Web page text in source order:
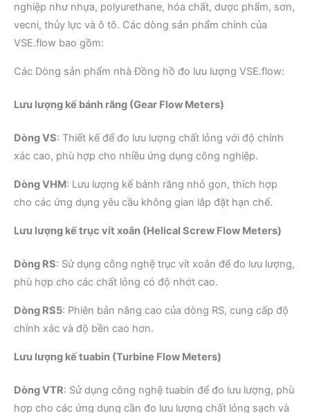
nghiệp như nhựa, polyurethane, hóa chất, dược phẩm, sơn,
vecni, thủy lực và ô tô. Các dòng sản phẩm chính của
VSE.flow bao gồm:​
Các Dòng sản phẩm nhà Đồng hồ đo lưu lượng VSE.flow:
Lưu lượng kế bánh răng (Gear Flow Meters)
Dòng VS: Thiết kế để đo lưu lượng chất lỏng với độ chính
xác cao, phù hợp cho nhiều ứng dụng công nghiệp.
Dòng VHM: Lưu lượng kế bánh răng nhỏ gọn, thích hợp
cho các ứng dụng yêu cầu không gian lắp đặt hạn chế.
Lưu lượng kế trục vít xoắn (Helical Screw Flow Meters)
Dòng RS: Sử dụng công nghệ trục vít xoắn để đo lưu lượng,
phù hợp cho các chất lỏng có độ nhớt cao.
Dòng RS5: Phiên bản nâng cao của dòng RS, cung cấp độ
chính xác và độ bền cao hơn.
Lưu lượng kế tuabin (Turbine Flow Meters)
Dòng VTR: Sử dụng công nghệ tuabin để đo lưu lượng, phù
hợp cho các ứng dụng cần đo lưu lượng chất lỏng sạch và